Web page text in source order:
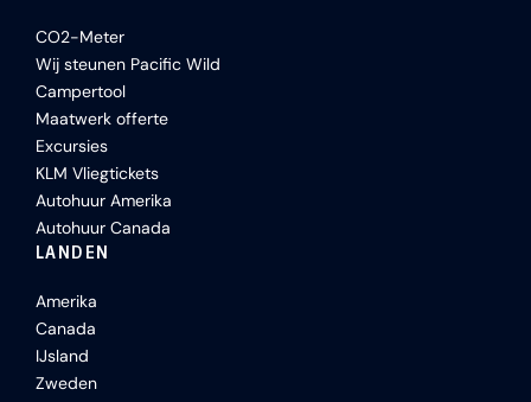
CO2-Meter
Wij steunen Pacific Wild
Campertool
Maatwerk offerte
Excursies
KLM Vliegtickets
Autohuur Amerika
Autohuur Canada
LANDEN
Amerika
Canada
IJsland
Zweden